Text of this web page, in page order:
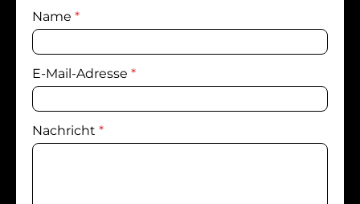
Name *
E-Mail-Adresse *
Nachricht *